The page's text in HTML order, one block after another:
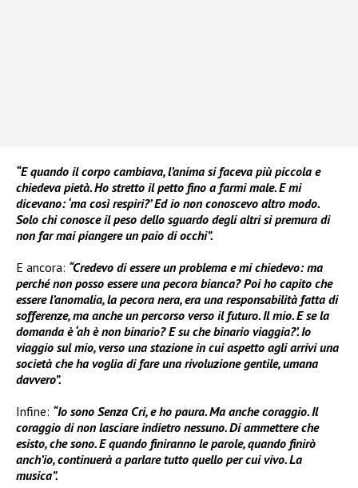
“E quando il corpo cambiava, l’anima si faceva più piccola e
chiedeva pietà. Ho stretto il petto fino a farmi male. E mi
dicevano: ‘ma così respiri?’ Ed io non conoscevo altro modo.
Solo chi conosce il peso dello sguardo degli altri si premura di
non far mai piangere un paio di occhi”.
E ancora: “Credevo di essere un problema e mi chiedevo: ma
perché non posso essere una pecora bianca? Poi ho capito che
essere l’anomalia, la pecora nera, era una responsabilità fatta di
sofferenze, ma anche un percorso verso il futuro. Il mio. E se la
domanda è ‘ah è non binario? E su che binario viaggia?’. Io
viaggio sul mio, verso una stazione in cui aspetto agli arrivi una
società che ha voglia di fare una rivoluzione gentile, umana
davvero”.
Infine: “Io sono Senza Cri, e ho paura. Ma anche coraggio. Il
coraggio di non lasciare indietro nessuno. Di ammettere che
esisto, che sono. E quando finiranno le parole, quando finirò
anch’io, continuerà a parlare tutto quello per cui vivo. La
musica”.